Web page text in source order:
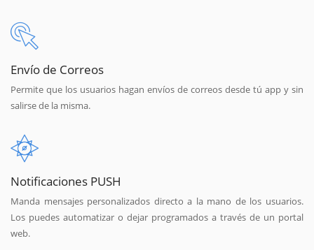
Envío de Correos
Permite que los usuarios hagan envíos de correos desde tú app y sin
salirse de la misma.
Notificaciones PUSH
Manda mensajes personalizados directo a la mano de los usuarios.
Los puedes automatizar o dejar programados a través de un portal
web.